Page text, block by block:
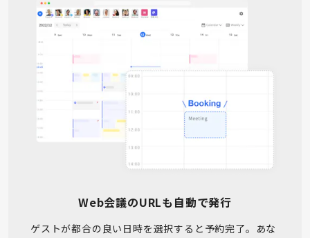
Web会議のURLも自動で発行
ゲストが都合の良い日時を選択すると予約完了。あな